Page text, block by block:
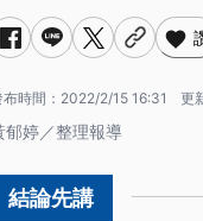
時間： 2022/2/15 16:31 更
郁婷／整理報導